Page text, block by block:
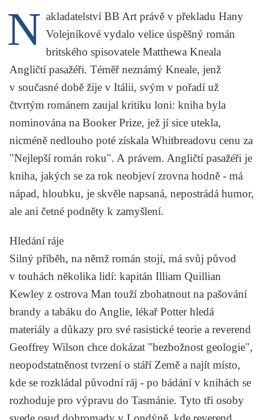
N akladatelství BB Art právě v překladu Hany
Volejníkové vydalo velice úspěšný román
britského spisovatele Matthewa Kneala
Angličtí pasažéři. Téměř neznámý Kneale, jenž
v současné době žije v Itálii, svým v pořadí už
čtvrtým románem zaujal kritiku loni: kniha byla
nominována na Booker Prize, jež jí sice utekla,
nicméně nedlouho poté získala Whitbreadovu cenu za
"Nejlepší román roku". A právem. Angličtí pasažéři je
kniha, jakých se za rok neobjeví zrovna hodně - má
nápad, hloubku, je skvěle napsaná, nepostrádá humor,
ale ani četné podněty k zamyšlení.
Hledání ráje
Silný příběh, na němž román stojí, má svůj původ
v touhách několika lidí: kapitán Illiam Quillian
Kewley z ostrova Man touží zbohatnout na pašování
brandy a tabáku do Anglie, lékař Potter hledá
materiály a důkazy pro své rasistické teorie a reverend
Geoffrey Wilson chce dokázat "bezbožnost geologie",
neopodstatněnost tvrzení o stáří Země a najít místo,
kde se rozkládal původní ráj - po bádání v knihách se
rozhoduje pro výpravu do Tasmánie. Tyto tři osoby